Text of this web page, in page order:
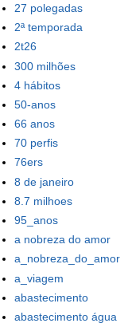
27 polegadas
2ª temporada
2t26
300 milhões
4 hábitos
50-anos
66 anos
70 perfis
76ers
8 de janeiro
8.7 milhoes
95_anos
a nobreza do amor
a_nobreza_do_amor
a_viagem
abastecimento
abastecimento água